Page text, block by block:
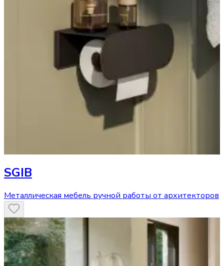
SGIB
Металлическая мебель ручной работы от архитекторов